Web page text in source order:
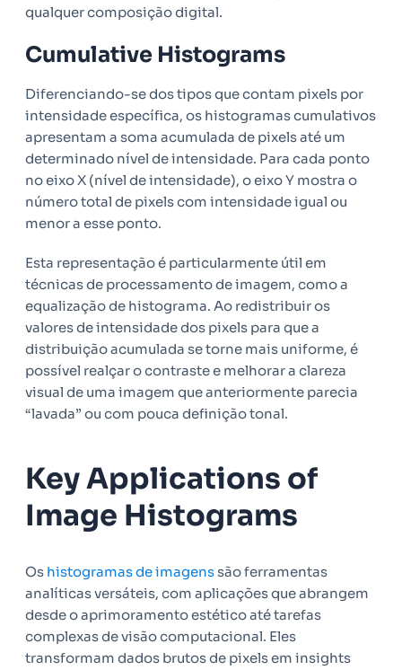
qualquer composição digital.
Cumulative Histograms
Diferenciando-se dos tipos que contam pixels por
intensidade específica, os histogramas cumulativos
apresentam a soma acumulada de pixels até um
determinado nível de intensidade. Para cada ponto
no eixo X (nível de intensidade), o eixo Y mostra o
número total de pixels com intensidade igual ou
menor a esse ponto.
Esta representação é particularmente útil em
técnicas de processamento de imagem, como a
equalização de histograma. Ao redistribuir os
valores de intensidade dos pixels para que a
distribuição acumulada se torne mais uniforme, é
possível realçar o contraste e melhorar a clareza
visual de uma imagem que anteriormente parecia
“lavada” ou com pouca definição tonal.
Key Applications of
Image Histograms
Os histogramas de imagenssão ferramentas
analíticas versáteis, com aplicações que abrangem
desde o aprimoramento estético até tarefas
complexas de visão computacional. Eles
transformam dados brutos de pixels em insights